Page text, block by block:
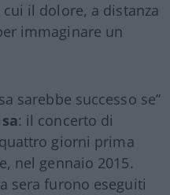
il dolore, a distanza
immaginare un
sarebbe successo se”
: il concerto di
giorni prima
nel gennaio 2015.
sera furono eseguiti